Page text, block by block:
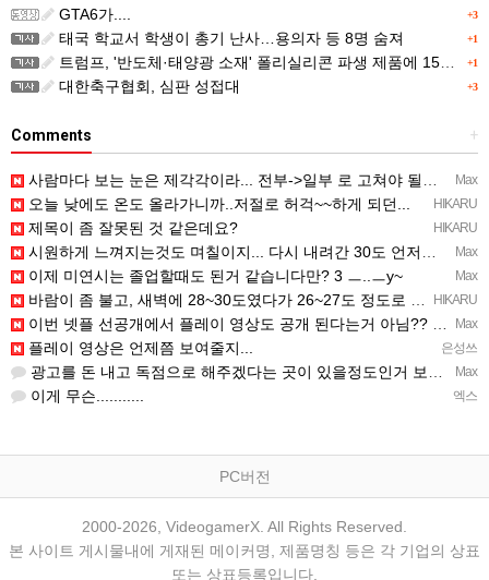
+3
GTA6가....
+1
태국 학교서 학생이 총기 난사…용의자 등 8명 숨져
+1
트럼프, '반도체·태양광 소재' 폴리실리콘 파생 제품에 15% 관세...한국 기업도 영향
+3
대한축구협회, 심판 성접대
+
Comments
Max
사람마다 보는 눈은 제각각이라... 전부->일부 로 고쳐야 될듯 ㅡ..ㅡy~
HIKARU
오늘 낮에도 온도 올라가니까..저절로 허걱~~하게 되던...
HIKARU
제목이 좀 잘못된 것 같은데요?
Max
시원하게 느껴지는것도 며칠이지... 다시 내려간 30도 언저리 온도에 적응되면 고대로 다시 더움..
Max
이제 미연시는 졸업할때도 된거 같습니다만? 3 ㅡ..ㅡy~
HIKARU
바람이 좀 불고, 새벽에 28~30도였다가 26~27도 정도로 내려감...─ ─)a
Max
이번 넷플 선공개에서 플레이 영상도 공개 된다는거 아님?? ㅡㅡa
은성쓰
플레이 영상은 언제쯤 보여줄지...
Max
광고를 돈 내고 독점으로 해주겠다는 곳이 있을정도인거 보면 어마어마한 게임은 맞는듯 ㅡ..ㅡ... 여태까지 …
엑스
이게 무슨...........
PC버전
2000-2026, VideogamerX. All Rights Reserved.
본 사이트 게시물내에 게재된 메이커명, 제품명칭 등은 각 기업의 상표
또는 상표등록입니다.